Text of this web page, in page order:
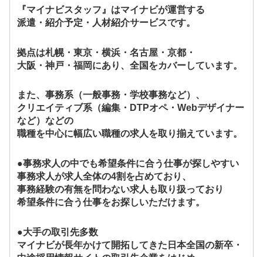
『マイナビスタッフ』はマイナビが運営する
派遣・紹介予定・人材紹介サービスです。
拠点は札幌・東京・横浜・名古屋・京都・
大阪・神戸・福岡にあり、全国をカバーしています。
また、事務系（一般事務・学校事務など）、
クリエイティブ系（編集・DTPオペ・Webデザイナー
など）などの
職種を中心に幅広い職種の求人を取り揃えています。
●事務求人の中でも希望条件に合う仕事が探しやすい
事務求人が求人全体の4割を占めており、
事務経験の有無を問わない求人も取り扱っており
希望条件に合う仕事をお探しいただけます。
●大手の取引先多数
マイナビが長年かけて開拓してきた日本全国の新卒・